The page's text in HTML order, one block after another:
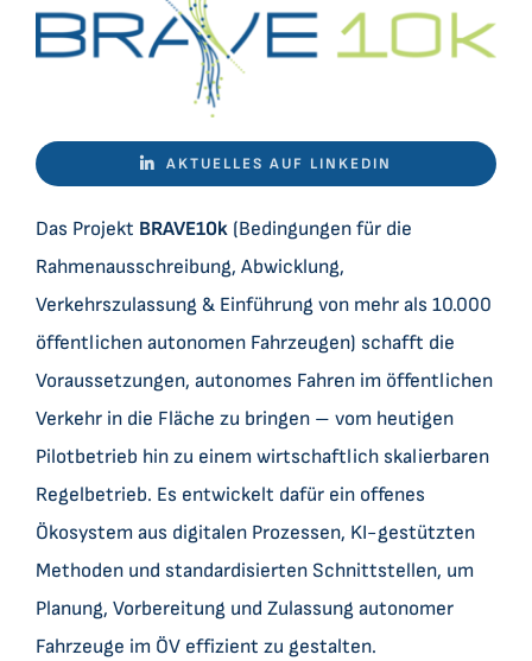
Datensätze
AKTUELLES AUF LINKEDIN
Das Projekt BRAVE10k(Bedingungen für die
Rahmenausschreibung, Abwicklung,
Verkehrszulassung & Einführung von mehr als 10.000
öffentlichen autonomen Fahrzeugen) schafft die
Voraussetzungen, autonomes Fahren im öffentlichen
Verkehr in die Fläche zu bringen – vom heutigen
Pilotbetrieb hin zu einem wirtschaftlich skalierbaren
Regelbetrieb. Es entwickelt dafür ein offenes
Ökosystem aus digitalen Prozessen, KI-gestützten
Methoden und standardisierten Schnittstellen, um
Planung, Vorbereitung und Zulassung autonomer
Fahrzeuge im ÖV effizient zu gestalten.